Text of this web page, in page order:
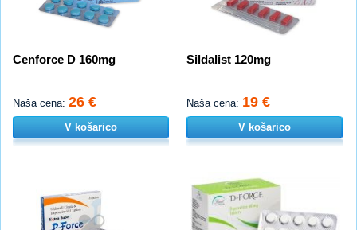
Cenforce D 160mg
Naša cena: 26 €
V košarico
Sildalist 120mg
Naša cena: 19 €
V košarico